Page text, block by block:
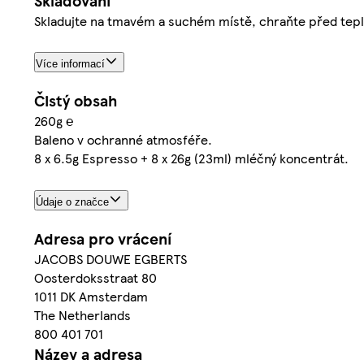
Skladujte na tmavém a suchém místě, chraňte před
Více informací
Čistý obsah
260g ℮
Baleno v ochranné atmosféře.
8 x 6.5g Espresso + 8 x 26g (23ml) mléčný koncentrát.
Údaje o značce
Adresa pro vrácení
JACOBS DOUWE EGBERTS
Oosterdoksstraat 80
1011 DK Amsterdam
The Netherlands
800 401 701
Název a adresa